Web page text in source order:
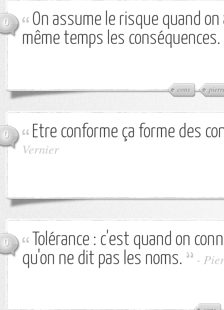
0
On assume le risque quand on
même temps les conséquences.
cons
0 Etre conforme ça forme des
Vernier
0
Tolérance : c'est quand on
qu'on ne dit pas les noms.
-